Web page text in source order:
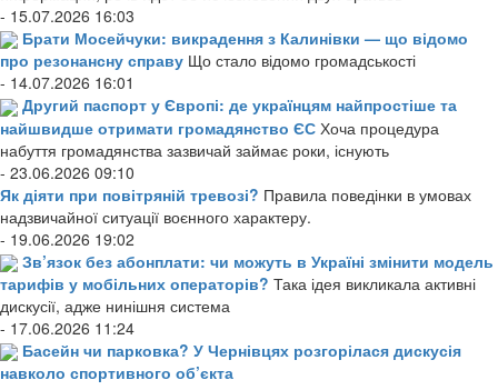
- 15.07.2026 16:03
Брати Мосейчуки: викрадення з Калинівки — що відомо
про резонансну справу Що стало відомо громадськості
- 14.07.2026 16:01
Другий паспорт у Європі: де українцям найпростіше та
найшвидше отримати громадянство ЄС Хоча процедура
набуття громадянства зазвичай займає роки, існують
- 23.06.2026 09:10
Як діяти при повітряній тревозі? Правила поведінки в умовах
надзвичайної ситуації воєнного характеру.
- 19.06.2026 19:02
Зв’язок без абонплати: чи можуть в Україні змінити модель
тарифів у мобільних операторів? Така ідея викликала активні
дискусії, адже нинішня система
- 17.06.2026 11:24
Басейн чи парковка? У Чернівцях розгорілася дискусія
навколо спортивного об’єкта